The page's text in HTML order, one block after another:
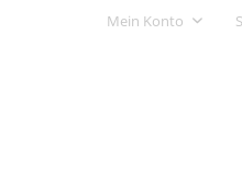
Mein Konto